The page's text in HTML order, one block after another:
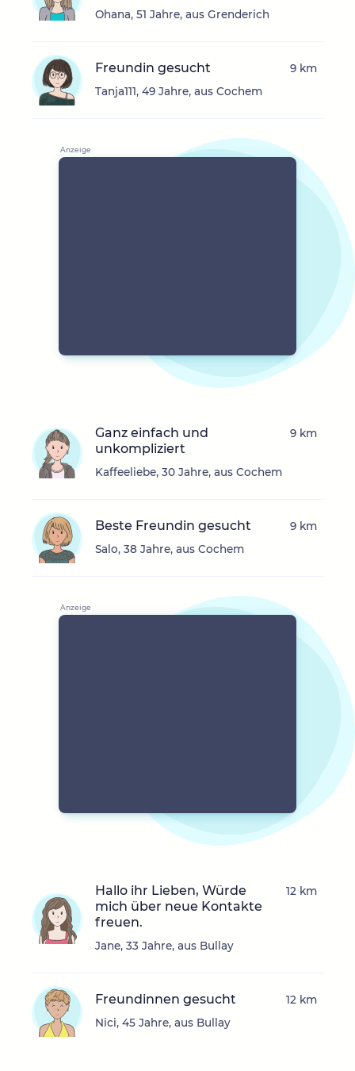
Ohana, 51 Jahre, aus Grenderich
Freundin gesucht
Tanja111, 49 Jahre, aus Cochem
9 km
Ganz einfach und
unkompliziert
Kaffeeliebe, 30 Jahre, aus Cochem
9 km
Beste Freundin gesucht
Salo, 38 Jahre, aus Cochem
9 km
Hallo ihr Lieben, Würde
mich über neue Kontakte
freuen.
Jane, 33 Jahre, aus Bullay
12 km
Freundinnen gesucht
Nici, 45 Jahre, aus Bullay
12 km